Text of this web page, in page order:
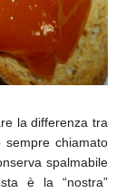
la differenza tra
sempre chiamato
spalmabile
è la “nostra”